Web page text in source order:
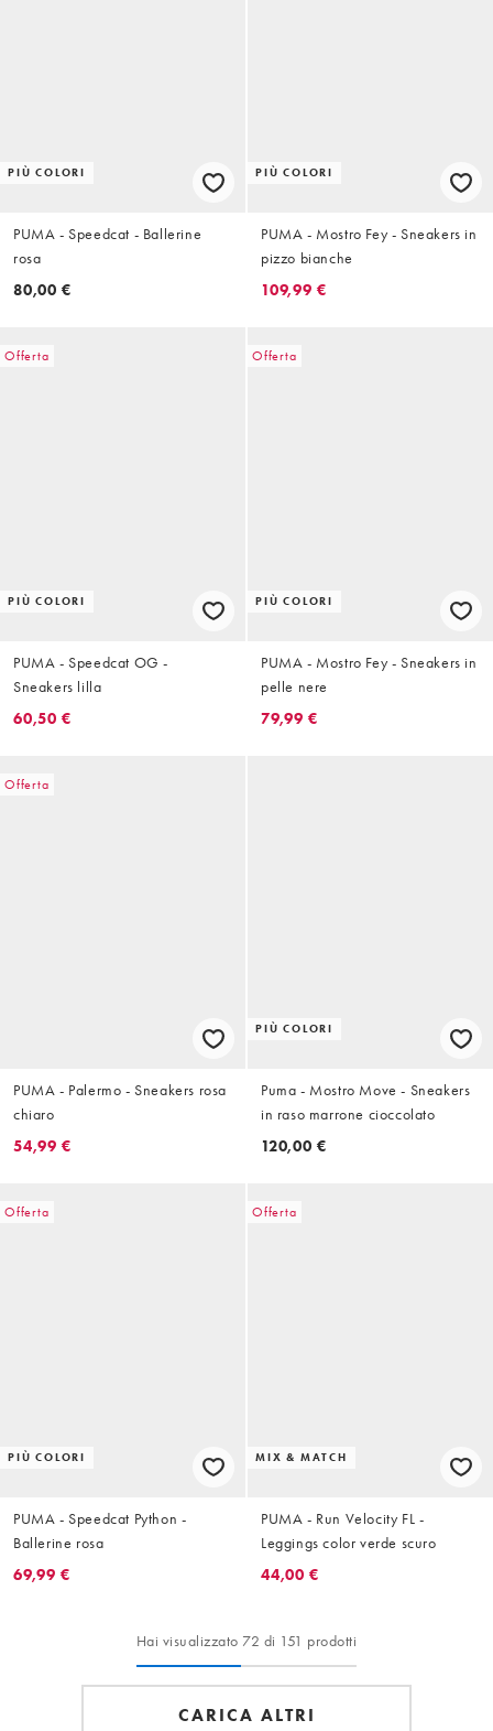
PIÙ COLORI
PUMA - Speedcat - Ballerine
rosa
80,00 €
PIÙ COLORI
PUMA - Mostro Fey - Sneakers in
pizzo bianche
109,99 €
Offerta
PIÙ COLORI
PUMA - Speedcat OG -
Sneakers lilla
60,50 €
Offerta
PIÙ COLORI
PUMA - Mostro Fey - Sneakers in
pelle nere
79,99 €
Offerta
PUMA - Palermo - Sneakers rosa
chiaro
54,99 €
PIÙ COLORI
Puma - Mostro Move - Sneakers
in raso marrone cioccolato
120,00 €
Offerta
PIÙ COLORI
PUMA - Speedcat Python -
Ballerine rosa
69,99 €
Offerta
MIX & MATCH
PUMA - Run Velocity FL -
Leggings color verde scuro
44,00 €
Hai visualizzato 72 di 151 prodotti
CARICA ALTRI